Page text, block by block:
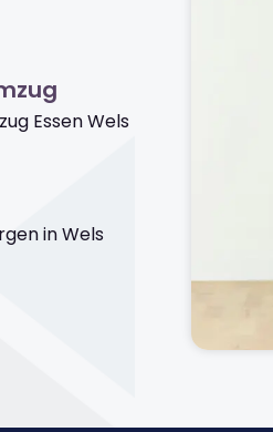
Essen Wels
in Wels